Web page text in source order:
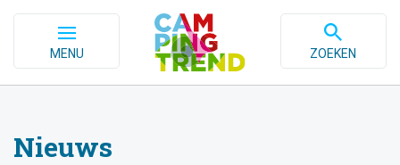
MENU ZOEKEN
Nieuws